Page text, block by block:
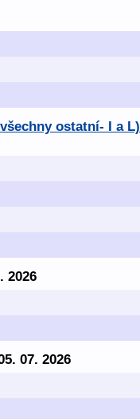
ostatní- I a L)
2026
07. 2026